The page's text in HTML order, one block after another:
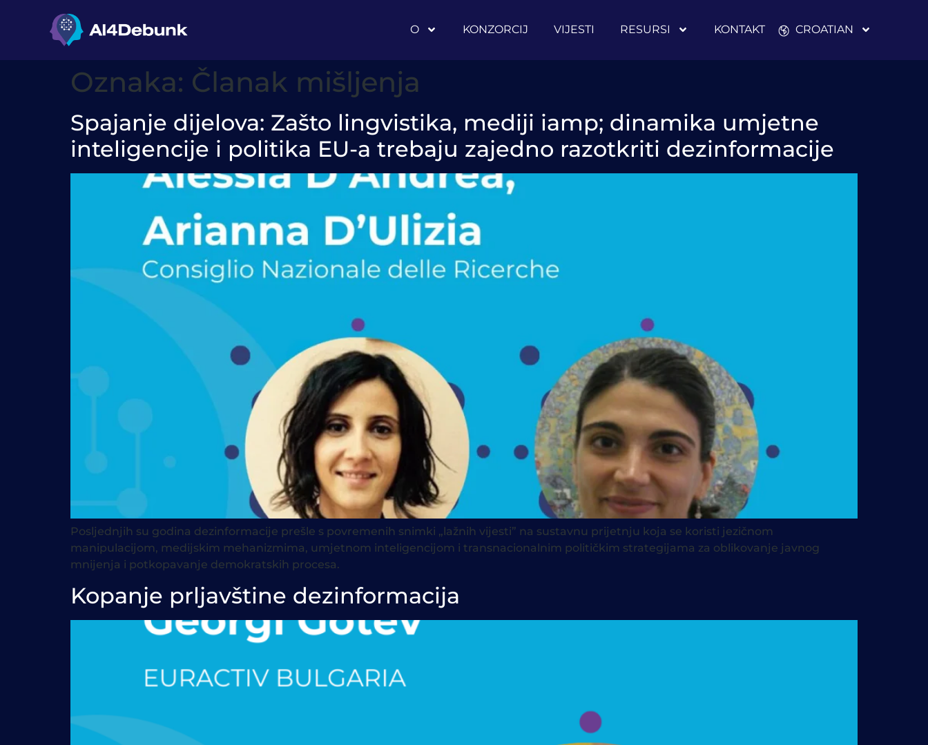
O
KONZORCIJ VIJESTI RESURSI KONTAKT CROATIAN
Oznaka: Članak mišljenja
Spajanje dijelova: Zašto lingvistika, mediji iamp; dinamika umjetne
inteligencije i politika EU-a trebaju zajedno razotkriti dezinformacije
Posljednjih su godina dezinformacije prešle s povremenih snimki „lažnih vijesti” na sustavnu prijetnju koja se koristi jezičnom
manipulacijom, medijskim mehanizmima, umjetnom inteligencijom i transnacionalnim političkim strategijama za oblikovanje javnog
mnijenja i potkopavanje demokratskih procesa.
Kopanje prljavštine dezinformacija